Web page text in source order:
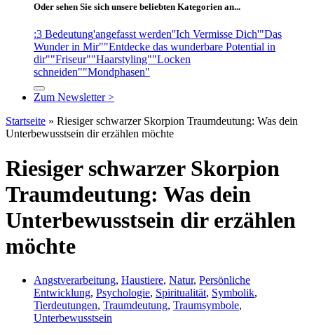
Oder sehen Sie sich unsere beliebten Kategorien an...
:3 Bedeutung'angefasst werden''Ich Vermisse Dich'"Das
Wunder in Mir""Entdecke das wunderbare Potential in
dir""Friseur""Haarstyling""Locken
schneiden""Mondphasen"
Zum Newsletter >
Startseite » Riesiger schwarzer Skorpion Traumdeutung: Was dein
Unterbewusstsein dir erzählen möchte
Riesiger schwarzer Skorpion
Traumdeutung: Was dein
Unterbewusstsein dir erzählen
möchte
Angstverarbeitung, Haustiere, Natur, Persönliche
Entwicklung, Psychologie, Spiritualität, Symbolik,
Tierdeutungen, Traumdeutung, Traumsymbole,
Unterbewusstsein